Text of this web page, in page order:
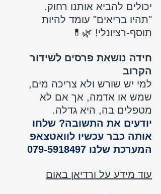
יכולים להביא אותנו רחוק.
"תהיו בריאים" עומד להיות
תוסף-רציונלי! 🌿💊
חידה נושאת פרסים לשידור
הקרוב
למי יש שורש ולא צריכה מים,
שמש או אדמה, אך אם לא
מטפלים בה, היא גדלה.
יודעים את התשובה? שלחו
אותה כבר עכשיו לוואטצאפ
המערכת שלנו 079-5918497
עוד מידע על ורדיאן באום